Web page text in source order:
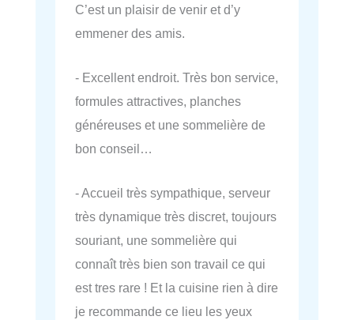
C’est un plaisir de venir et d’y
emmener des amis.
- Excellent endroit. Très bon service,
formules attractives, planches
généreuses et une sommelière de
bon conseil…
- Accueil très sympathique, serveur
très dynamique très discret, toujours
souriant, une sommelière qui
connaît très bien son travail ce qui
est tres rare ! Et la cuisine rien à dire
je recommande ce lieu les yeux